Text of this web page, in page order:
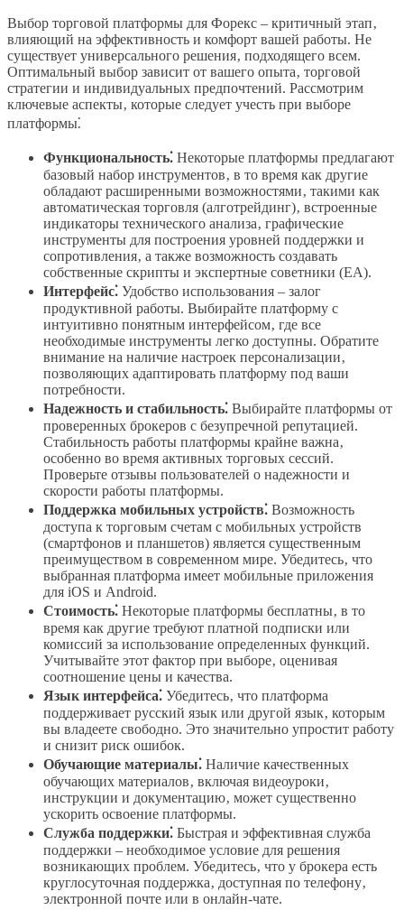
Выбор торговой платформы для Форекс – критичный этап‚
влияющий на эффективность и комфорт вашей работы. Не
существует универсального решения‚ подходящего всем.
Оптимальный выбор зависит от вашего опыта‚ торговой
стратегии и индивидуальных предпочтений. Рассмотрим
ключевые аспекты‚ которые следует учесть при выборе
платформы⁚
Функциональность⁚ Некоторые платформы предлагают
базовый набор инструментов‚ в то время как другие
обладают расширенными возможностями‚ такими как
автоматическая торговля (алготрейдинг)‚ встроенные
индикаторы технического анализа‚ графические
инструменты для построения уровней поддержки и
сопротивления‚ а также возможность создавать
собственные скрипты и экспертные советники (EA).
Интерфейс⁚ Удобство использования – залог
продуктивной работы. Выбирайте платформу с
интуитивно понятным интерфейсом‚ где все
необходимые инструменты легко доступны. Обратите
внимание на наличие настроек персонализации‚
позволяющих адаптировать платформу под ваши
потребности.
Надежность и стабильность⁚ Выбирайте платформы от
проверенных брокеров с безупречной репутацией.
Стабильность работы платформы крайне важна‚
особенно во время активных торговых сессий.
Проверьте отзывы пользователей о надежности и
скорости работы платформы.
Поддержка мобильных устройств⁚ Возможность
доступа к торговым счетам с мобильных устройств
(смартфонов и планшетов) является существенным
преимуществом в современном мире. Убедитесь‚ что
выбранная платформа имеет мобильные приложения
для iOS и Android.
Стоимость⁚ Некоторые платформы бесплатны‚ в то
время как другие требуют платной подписки или
комиссий за использование определенных функций.
Учитывайте этот фактор при выборе‚ оценивая
соотношение цены и качества.
Язык интерфейса⁚ Убедитесь‚ что платформа
поддерживает русский язык или другой язык‚ которым
вы владеете свободно. Это значительно упростит работу
и снизит риск ошибок.
Обучающие материалы⁚ Наличие качественных
обучающих материалов‚ включая видеоуроки‚
инструкции и документацию‚ может существенно
ускорить освоение платформы.
Служба поддержки⁚ Быстрая и эффективная служба
поддержки – необходимое условие для решения
возникающих проблем. Убедитесь‚ что у брокера есть
круглосуточная поддержка‚ доступная по телефону‚
электронной почте или в онлайн-чате.